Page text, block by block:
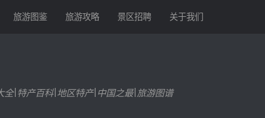
旅游图鉴 旅游攻略 景区招聘 关于我们
|特产百科|地区特产|中国之最|旅游图谱